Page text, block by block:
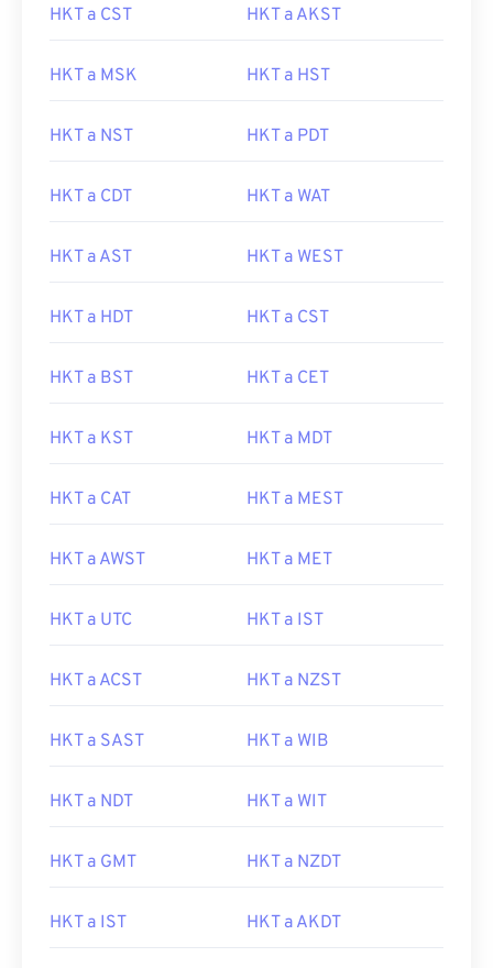
HKT a CST HKT a AKST
HKT a MSK HKT a HST
HKT a NST HKT a PDT
HKT a CDT HKT a WAT
HKT a AST HKT a WEST
HKT a HDT HKT a CST
HKT a BST HKT a CET
HKT a KST HKT a MDT
HKT a CAT HKT a MEST
HKT a AWST HKT a MET
HKT a UTC HKT a IST
HKT a ACST HKT a NZST
HKT a SAST HKT a WIB
HKT a NDT HKT a WIT
HKT a GMT HKT a NZDT
HKT a IST HKT a AKDT